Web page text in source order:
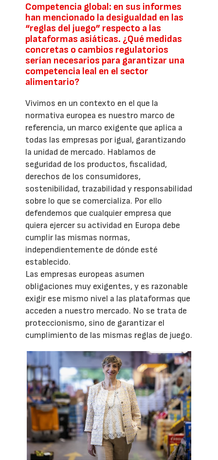
Competencia global: en sus informes
han mencionado la desigualdad en las
“reglas del juego” respecto a las
plataformas asiáticas. ¿Qué medidas
concretas o cambios regulatorios
serían necesarios para garantizar una
competencia leal en el sector
alimentario?
Vivimos en un contexto en el que la
normativa europea es nuestro marco de
referencia, un marco exigente que aplica a
todas las empresas por igual, garantizando
la unidad de mercado. Hablamos de
seguridad de los productos, fiscalidad,
derechos de los consumidores,
sostenibilidad, trazabilidad y responsabilidad
sobre lo que se comercializa. Por ello
defendemos que cualquier empresa que
quiera ejercer su actividad en Europa debe
cumplir las mismas normas,
independientemente de dónde esté
establecido.
Las empresas europeas asumen
obligaciones muy exigentes, y es razonable
exigir ese mismo nivel a las plataformas que
acceden a nuestro mercado. No se trata de
proteccionismo, sino de garantizar el
cumplimiento de las mismas reglas de juego.